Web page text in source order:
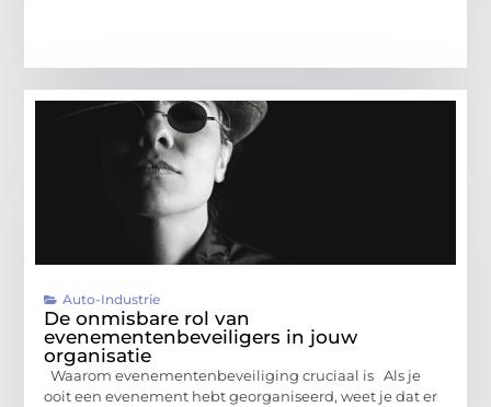
Auto-Industrie
De onmisbare rol van
evenementenbeveiligers in jouw
organisatie
Waarom evenementenbeveiliging cruciaal is Als je
ooit een evenement hebt georganiseerd, weet je dat er